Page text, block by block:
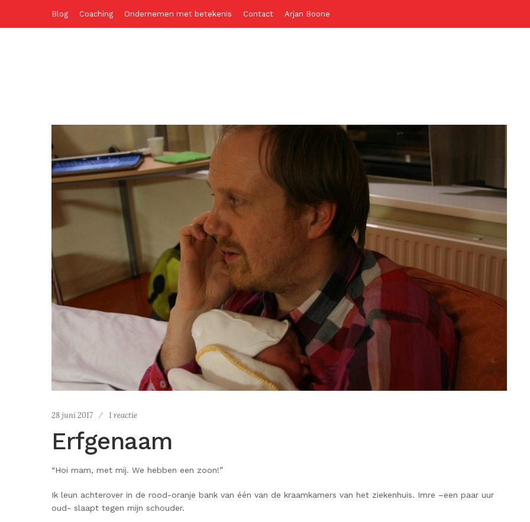
Blog Coaching Ondernemen met betekenis Contact Arjan Boone
28 juni 2017 1 reactie
Erfgenaam
“Hoi mam, met mij. We hebben een zoon!”
Ik leun achterover in de rood-oranje bank van één van de kraamkamers van het ziekenhuis. Imre –een paar uur
oud- slaapt tegen mijn schouder.